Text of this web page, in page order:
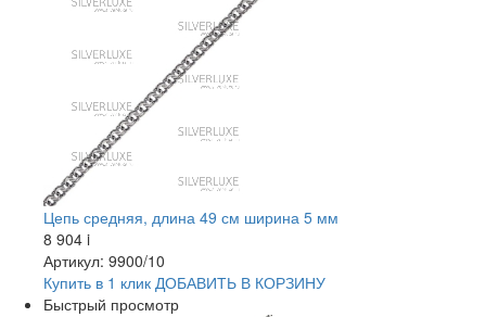
Цепь средняя, длина 49 см ширина 5 мм
8 904 i
Артикул: 9900/10
Купить в 1 клик ДОБАВИТЬ В КОРЗИНУ
Быстрый просмотр